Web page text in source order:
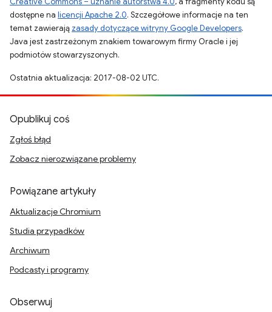
dostępne na licencji Apache 2.0. Szczegółowe informacje na ten
temat zawierają zasady dotyczące witryny Google Developers.
Java jest zastrzeżonym znakiem towarowym firmy Oracle i jej
podmiotów stowarzyszonych.
Ostatnia aktualizacja: 2017-08-02 UTC.
Opublikuj coś
Zgłoś błąd
Zobacz nierozwiązane problemy
Powiązane artykuły
Aktualizacje Chromium
Studia przypadków
Archiwum
Podcasty i programy
Obserwuj